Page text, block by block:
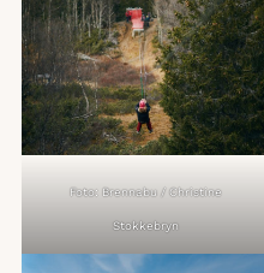
Foto: Brennabu / Christine
Stokkebryn